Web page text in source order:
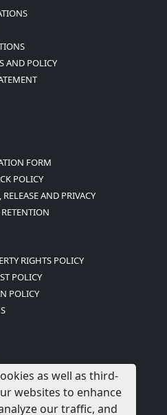
AND POLICY
FORM
POLICY
AND PRIVACY
RIGHTS POLICY
POLICY
POLICY
as well as third-
websites to enhance
our traffic, and